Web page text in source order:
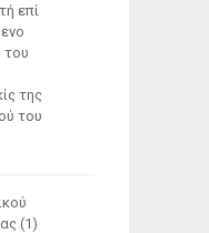
επί
του
της
του
(1)